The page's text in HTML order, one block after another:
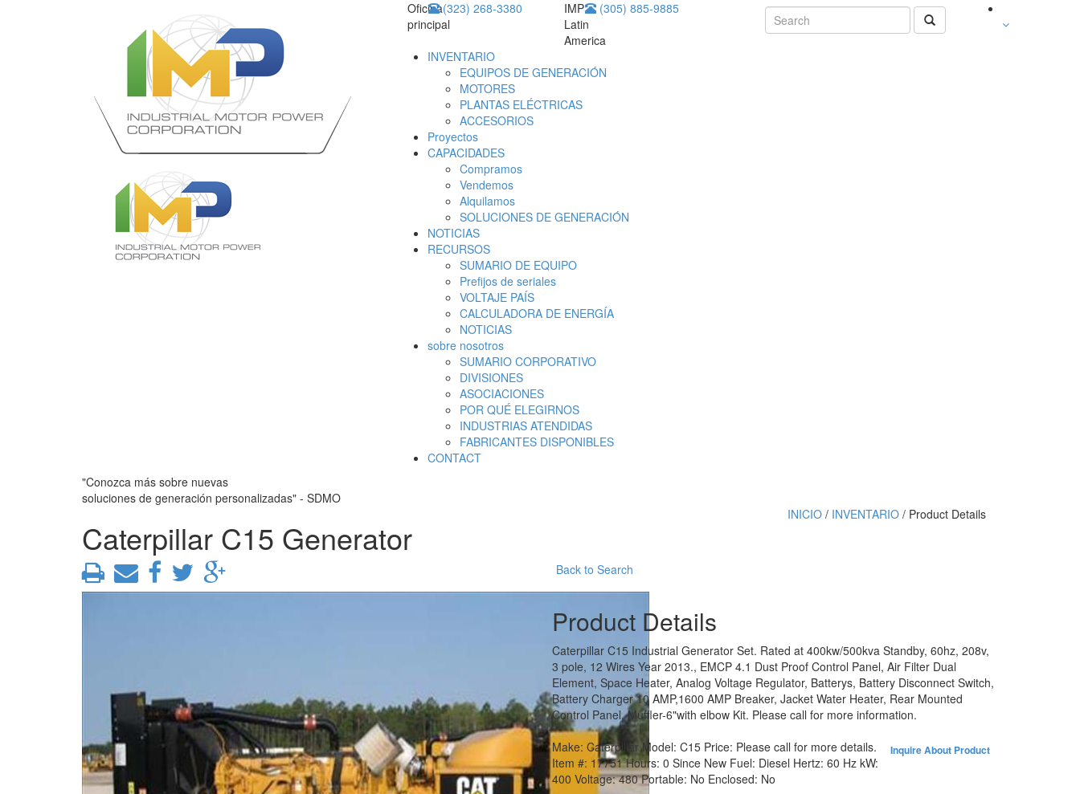
Oficina
principal
(323) 268-3380
IMP
Latin
America
(305) 885-9885
INVENTARIO
EQUIPOS DE GENERACIÓN
MOTORES
PLANTAS ELÉCTRICAS
ACCESORIOS
Proyectos
CAPACIDADES
Compramos
Vendemos
Alquilamos
SOLUCIONES DE GENERACIÓN
NOTICIAS
RECURSOS
SUMARIO DE EQUIPO
Prefijos de seriales
VOLTAJE PAÍS
CALCULADORA DE ENERGÍA
NOTICIAS
sobre nosotros
SUMARIO CORPORATIVO
DIVISIONES
ASOCIACIONES
POR QUÉ ELEGIRNOS
INDUSTRIAS ATENDIDAS
FABRICANTES DISPONIBLES
CONTACT
"Conozca más sobre nuevas
soluciones de generación personalizadas" - SDMO
Caterpillar C15 Generator
INICIO/ INVENTARIO/ Product Details
Back to Search
Product Details
Caterpillar C15 Industrial Generator Set. Rated at 400kw/500kva Standby, 60hz, 208v,
3 pole, 12 Wires Year 2013., EMCP 4.1 Dust Proof Control Panel, Air Filter Dual
Element, Space Heater, Analog Voltage Regulator, Batterys, Battery Disconnect Switch,
Battery Charger 10 AMP,1600 AMP Breaker, Jacket Water Heater, Rear Mounted
Control Panel, Muffler-6"with elbow Kit. Please call for more information.
Inquire About Product
Make: Caterpillar Model: C15 Price: Please call for more details.
Item #: 17751 Hours: 0 Since New Fuel: Diesel Hertz: 60 Hz kW:
400 Voltage:480Portable: No Enclosed: No